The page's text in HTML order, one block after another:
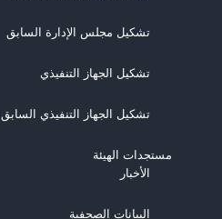
تشكيل مجلس الإدارة السابق
تشكيل الجهاز التنفيذي
تشكيل الجهاز التنفيذي السابق
مستجدات الهيئة
اﻷخبار
البيانات الصحفية